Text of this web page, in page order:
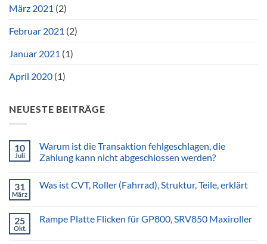
März 2021 (2)
Februar 2021 (2)
Januar 2021 (1)
April 2020 (1)
NEUESTE BEITRÄGE
10
Juli
Warum ist die Transaktion fehlgeschlagen, die
Zahlung kann nicht abgeschlossen werden?
31
März
Was ist CVT, Roller (Fahrrad), Struktur, Teile, erklärt
25
Okt.
Rampe Platte Flicken für GP800, SRV850 Maxiroller